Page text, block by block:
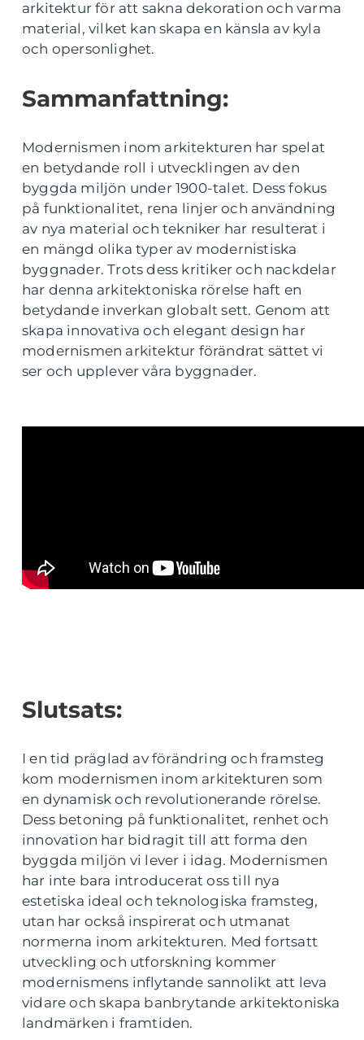
arkitektur för att sakna dekoration och varma
material, vilket kan skapa en känsla av kyla
och opersonlighet.
Sammanfattning:
Modernismen inom arkitekturen har spelat
en betydande roll i utvecklingen av den
byggda miljön under 1900-talet. Dess fokus
på funktionalitet, rena linjer och användning
av nya material och tekniker har resulterat i
en mängd olika typer av modernistiska
byggnader. Trots dess kritiker och nackdelar
har denna arkitektoniska rörelse haft en
betydande inverkan globalt sett. Genom att
skapa innovativa och elegant design har
modernismen arkitektur förändrat sättet vi
ser och upplever våra byggnader.
Slutsats:
I en tid präglad av förändring och framsteg
kom modernismen inom arkitekturen som
en dynamisk och revolutionerande rörelse.
Dess betoning på funktionalitet, renhet och
innovation har bidragit till att forma den
byggda miljön vi lever i idag. Modernismen
har inte bara introducerat oss till nya
estetiska ideal och teknologiska framsteg,
utan har också inspirerat och utmanat
normerna inom arkitekturen. Med fortsatt
utveckling och utforskning kommer
modernismens inflytande sannolikt att leva
vidare och skapa banbrytande arkitektoniska
landmärken i framtiden.